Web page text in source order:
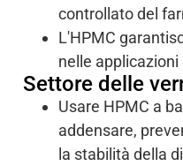
controllato del
L'HPMC
nelle
Settore delle
Usare HPMC a
addensare,
la stabilità della